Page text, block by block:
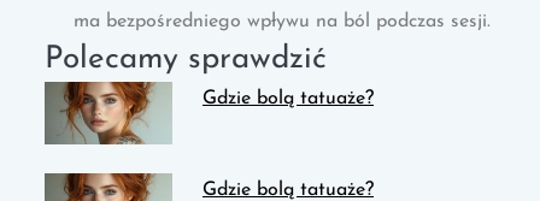
ma bezpośredniego wpływu na ból podczas sesji.
Polecamy sprawdzić
Gdzie bolą tatuaże?
Gdzie bolą tatuaże?